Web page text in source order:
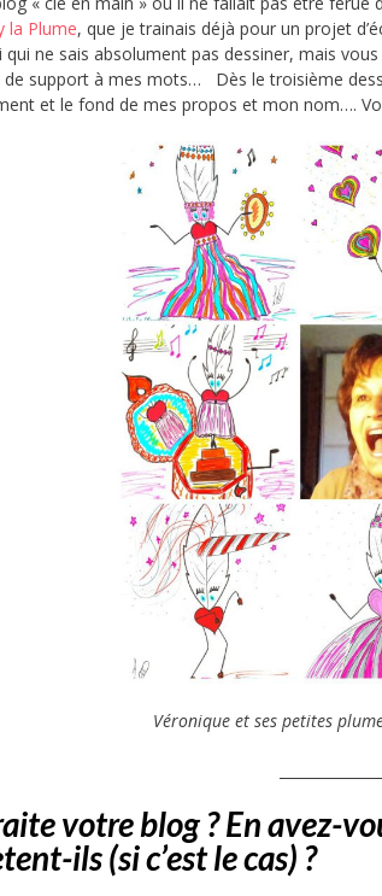
la Plume, que je trainais déjà pour un projet
ne sais absolument pas dessiner, mais
support à mes mots… Dès le troisième
et le fond de mes propos et mon nom….
Véronique et ses petites
votre blog ? En avez-
ils (si c’est le cas) ?